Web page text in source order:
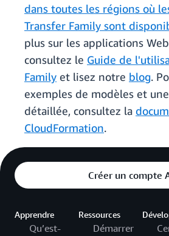
dans toutes les régions où
Transfer Family sont
plus sur les applications
consultez le Guide de
Family et lisez notre blog.
exemples de modèles et
détaillée, consultez la
CloudFormation.
Créer un compte
Apprendre
Qu’est-
Ressources
Démarrer